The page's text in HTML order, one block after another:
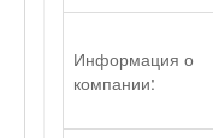
Информация о
компании: